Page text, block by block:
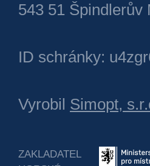
543 51 Špindlerův
ID schránky:
Vyrobil Simopt,
ZAKLADATEL